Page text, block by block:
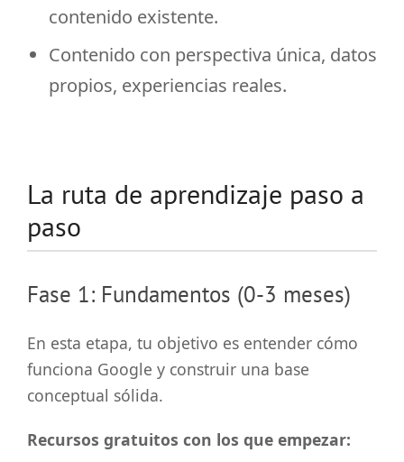
contenido existente.
Contenido con perspectiva única, datos
propios, experiencias reales.
La ruta de aprendizaje paso a
paso
Fase 1: Fundamentos (0-3 meses)
En esta etapa, tu objetivo es entender cómo
funciona Google y construir una base
conceptual sólida.
Recursos gratuitos con los que empezar: